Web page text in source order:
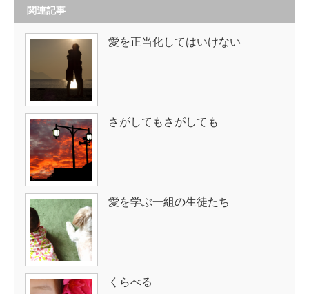
関連記事
愛を正当化してはいけない
さがしてもさがしても
愛を学ぶ一組の生徒たち
くらべる